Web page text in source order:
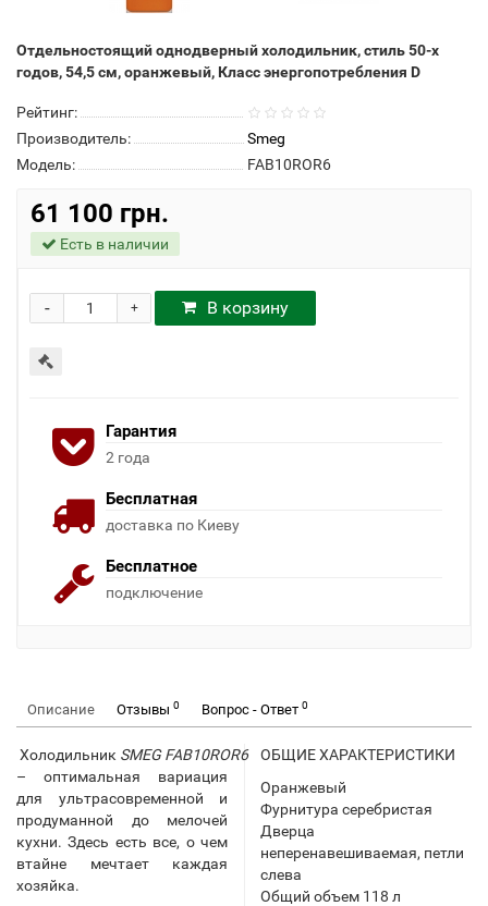
Отдельностоящий однодверный холодильник, стиль 50-х
годов, 54,5 см, оранжевый, Класс энергопотребления D
Рейтинг:
Производитель:
Smeg
Модель:
FAB10ROR6
61 100 грн.
Есть в наличии
+
- В корзину
Гарантия
2 года
Бесплатная
доставка по Киеву
Бесплатное
подключение
Описание Отзывы 0 Вопрос - Ответ 0
Холодильник SMEG FAB10ROR6
– оптимальная вариация
для ультрасовременной и
продуманной до мелочей
кухни. Здесь есть все, о чем
втайне мечтает каждая
хозяйка.
ОБЩИЕ ХАРАКТЕРИСТИКИ
Оранжевый
Фурнитура серебристая
Дверца
неперенавешиваемая, петли
слева
Общий объем 118 л